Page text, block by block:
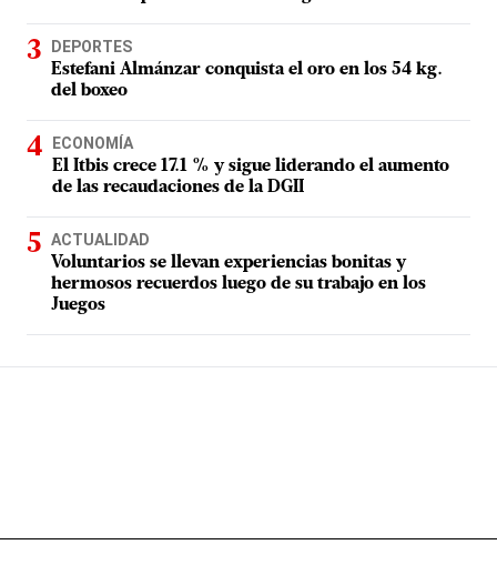
DEPORTES
Estefani Almánzar conquista el oro en los 54 kg.
del boxeo
ECONOMÍA
El Itbis crece 17.1 % y sigue liderando el aumento
de las recaudaciones de la DGII
ACTUALIDAD
Voluntarios se llevan experiencias bonitas y
hermosos recuerdos luego de su trabajo en los
Juegos